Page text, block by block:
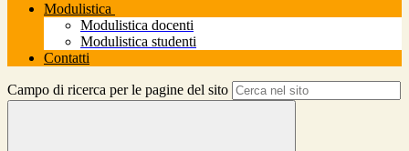
Modulistica
Modulistica docenti
Modulistica studenti
Contatti
Campo di ricerca per le pagine del sito